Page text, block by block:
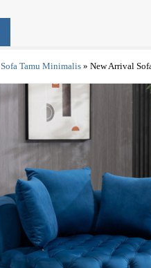
Sofa Tamu Minimalis » New Arrival